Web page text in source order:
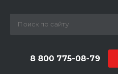
8 800 775-08-79